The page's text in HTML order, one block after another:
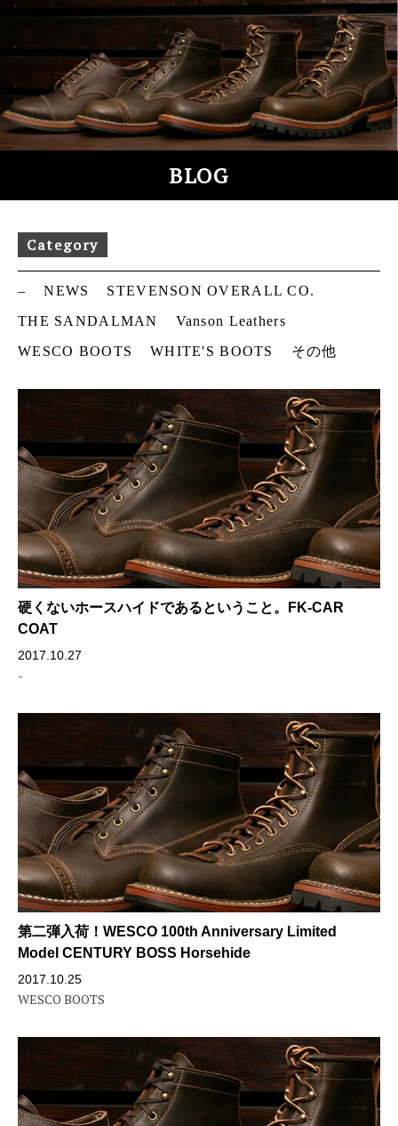
o
c
t
BLOG
Category
– NEWS
STEVENSON OVERALL CO.
THE SANDALMAN
Vanson Leathers
WESCO BOOTS
WHITE'S BOOTS その他
硬くないホースハイドであるということ。FK-CAR
COAT
2017.10.27
-
第二弾入荷！WESCO 100th Anniversary Limited
Model CENTURY BOSS Horsehide
2017.10.25
WESCO BOOTS